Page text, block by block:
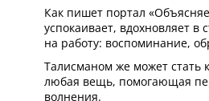
Как пишет портал
успокаивает, вдохновляет в
на работу: воспоминание,
Талисманом же может стать
любая вещь, помогающая
волнения.